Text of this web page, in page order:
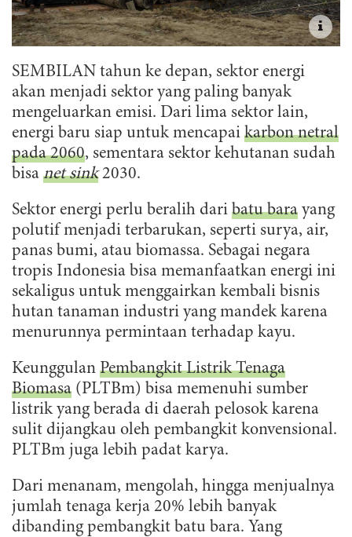
SEMBILAN tahun ke depan, sektor energi
akan menjadi sektor yang paling banyak
mengeluarkan emisi. Dari lima sektor lain,
energi baru siap untuk mencapai karbon netral
pada 2060, sementara sektor kehutanan sudah
bisa net sink2030.
Sektor energi perlu beralih dari batu bara yang
polutif menjadi terbarukan, seperti surya, air,
panas bumi, atau biomassa. Sebagai negara
tropis Indonesia bisa memanfaatkan energi ini
sekaligus untuk menggairkan kembali bisnis
hutan tanaman industri yang mandek karena
menurunnya permintaan terhadap kayu.
Keunggulan Pembangkit Listrik Tenaga
Biomasa (PLTBm) bisa memenuhi sumber
listrik yang berada di daerah pelosok karena
sulit dijangkau oleh pembangkit konvensional.
PLTBm juga lebih padat karya.
Dari menanam, mengolah, hingga menjualnya
jumlah tenaga kerja 20% lebih banyak
dibanding pembangkit batu bara. Yang